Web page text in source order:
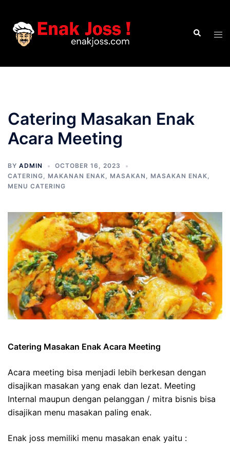
content
Search
Catering Masakan Enak
Acara Meeting
BY ADMIN
OCTOBER 16, 2023
CATERING, MAKANAN ENAK, MASAKAN , MASAKAN ENAK,
MENU CATERING
Catering Masakan Enak Acara Meeting
Acara meeting bisa menjadi lebih berkesan dengan
disajikan masakan yang enak dan lezat. Meeting
Internal maupun dengan pelanggan / mitra bisnis bisa
disajikan menu masakan paling enak.
Enak joss memiliki menu masakan enak yaitu :